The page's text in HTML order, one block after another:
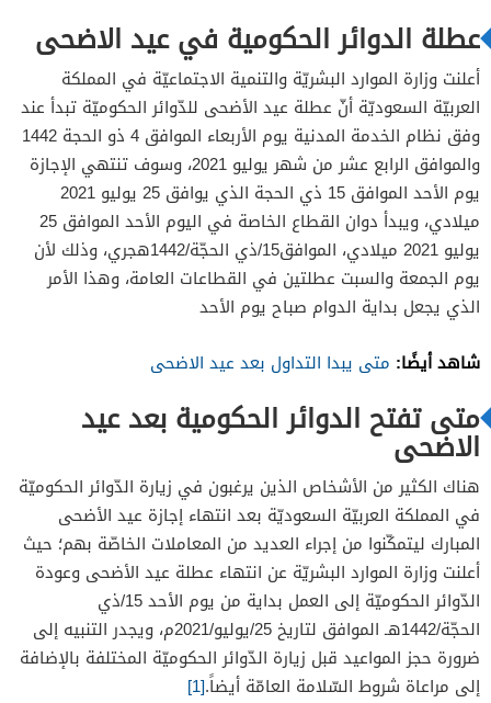
عطلة الدوائر الحكومية في عيد الاضحى
أعلنت وزارة الموارد البشريّة والتنمية الاجتماعيّة في المملكة
العربيّة السعوديّة أنّ عطلة عيد الأضحى للدّوائر الحكوميّة تبدأ عند
وفق نظام الخدمة المدنية يوم الأربعاء الموافق 4 ذو الحجة 1442
والموافق الرابع عشر من شهر يوليو 2021، وسوف تنتهي الإجازة
يوم الأحد الموافق 15 ذي الحجة الذي يوافق 25 يوليو 2021
ميلادي، ويبدأ دوان القطاع الخاصة في اليوم الأحد الموافق 25
يوليو 2021 ميلادي، الموافق15/ذي الحجّة/1442هجري، وذلك لأن
يوم الجمعة والسبت عطلتين في القطاعات العامة، وهذا الأمر
الذي يجعل بداية الدوام صباح يوم الأحد
شاهد أيضًا: متى يبدا التداول بعد عيد الاضحى
متى تفتح الدوائر الحكومية بعد عيد
الاضحى
هناك الكثير من الأشخاص الذين يرغبون في زيارة الدّوائر الحكوميّة
في المملكة العربيّة السعوديّة بعد انتهاء إجازة عيد الأضحى
المبارك ليتمكّنوا من إجراء العديد من المعاملات الخاصّة بهم؛ حيث
أعلنت وزارة الموارد البشريّة عن انتهاء عطلة عيد الأضحى وعودة
الدّوائر الحكوميّة إلى العمل بداية من يوم الأحد 15/ذي
الحجّة/1442هـ الموافق لتاريخ 25/يوليو/2021م، ويجدر التنبيه إلى
ضرورة حجز المواعيد قبل زيارة الدّوائر الحكوميّة المختلفة بالإضافة
إلى مراعاة شروط السّلامة العامّة أيضاً.[1]